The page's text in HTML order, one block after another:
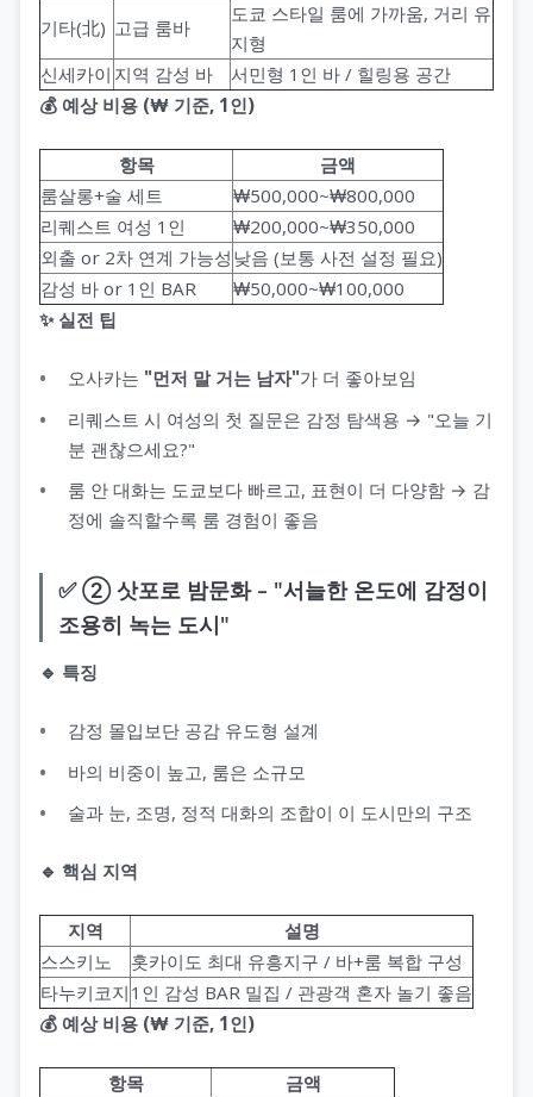
기타(北) 고급 룸바
도쿄 스타일 룸에 가까움, 거리 유
지형
신세카이 지역 감성 바
서민형 1인 바 / 힐링용 공간
💰 예상 비용 (₩ 기준, 1인)
항목
금액
룸살롱+술 세트
₩500,000~₩800,000
리퀘스트 여성 1인
₩200,000~₩350,000
외출 or 2차 연계 가능성 낮음 (보통 사전 설정 필요)
감성 바 or 1인 BAR
₩50,000~₩100,000
✨ 실전 팁
오사카는 "먼저 말 거는 남자"가 더 좋아보임
리퀘스트 시 여성의 첫 질문은 감정 탐색용 → "오늘 기
분 괜찮으세요?"
룸 안 대화는 도쿄보다 빠르고, 표현이 더 다양함 → 감
정에 솔직할수록 룸 경험이 좋음
✅ ② 삿포로 밤문화 – "서늘한 온도에 감정이
조용히 녹는 도시"
🔹 특징
감정 몰입보단 공감 유도형 설계
바의 비중이 높고, 룸은 소규모
술과 눈, 조명, 정적 대화의 조합이 이 도시만의 구조
🔹 핵심 지역
지역
설명
스스키노
홋카이도 최대 유흥지구 / 바+룸 복합 구성
타누키코지 1인 감성 BAR 밀집 / 관광객 혼자 놀기 좋음
💰 예상 비용 (₩ 기준, 1인)
항목
금액